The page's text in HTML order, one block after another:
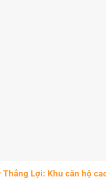
Thắng Lợi: Khu căn hộ